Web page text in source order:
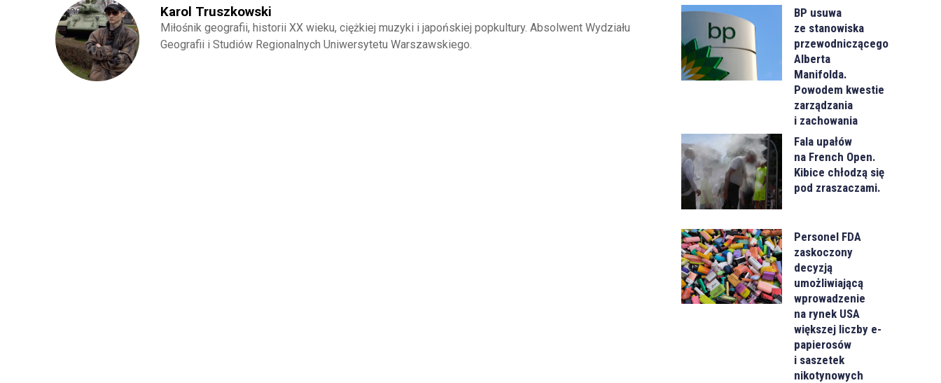
Karol Truszkowski
Miłośnik geografii, historii XX wieku, ciężkiej muzyki i japońskiej popkultury. Absolwent Wydziału
Geografii i Studiów Regionalnych Uniwersytetu Warszawskiego.
BP usuwa
ze stanowiska
przewodniczącego
Alberta
Manifolda.
Powodem kwestie
zarządzania
i zachowania
Fala upałów
na French Open.
Kibice chłodzą się
pod zraszaczami.
Personel FDA
zaskoczony
decyzją
umożliwiającą
wprowadzenie
na rynek USA
większej liczby e-
papierosów
i saszetek
nikotynowych